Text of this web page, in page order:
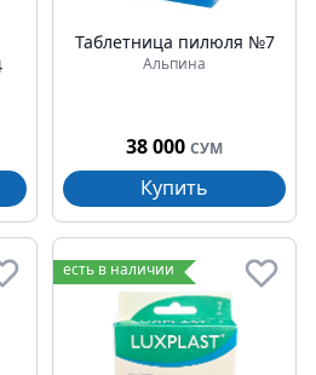
Таблетница пилюля №7
Альпина
38 000 СУМ
Купить
есть в наличии